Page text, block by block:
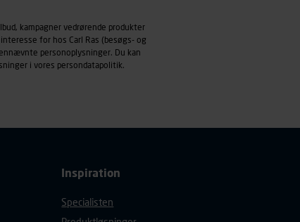
af
kampagner vedrørende produkter
for hos Carl Ras (besøgs- og
personoplysninger. Du kan
i vores persondatapolitik.
Inspiration
Specialisten